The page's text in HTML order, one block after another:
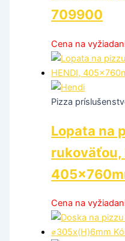
709900
Cena na
Pizza
Lopata na
rukoväťou,
Cena na